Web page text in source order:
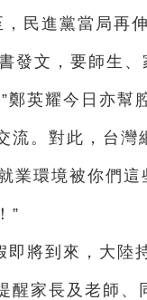
民進黨當局再
發文，要師生
英耀今日亦幫
。對此，台灣
業環境被你們
”
將到來，大陸
醒家長及老師、